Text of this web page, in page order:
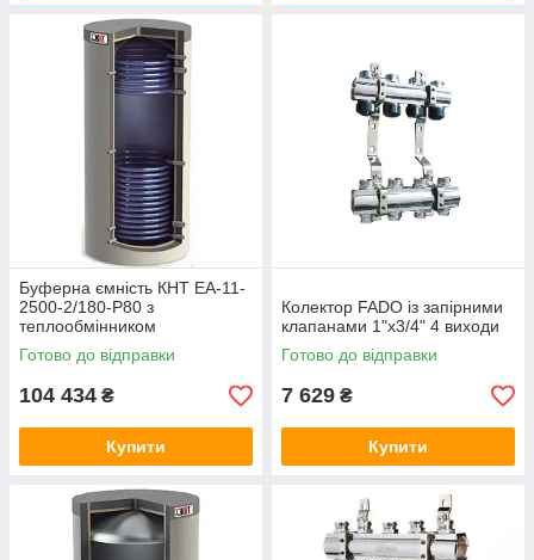
Буферна ємність КНТ ЕА-11-
2500-2/180-P80 з
теплообмінником
Готово до відправки
104 434 ₴
Купити
Колектор FADO із запірними
клапанами 1"х3/4" 4 виходи
Готово до відправки
7 629 ₴
Купити